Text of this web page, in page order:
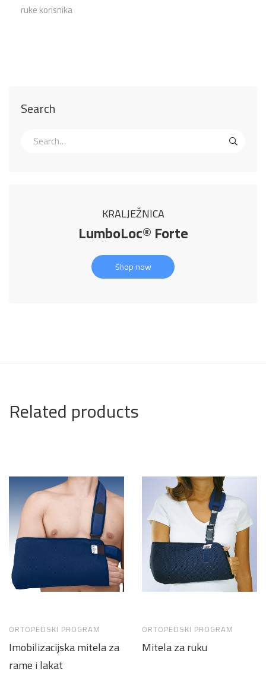
Search
KRALJEŽNICA
LumboLoc® Forte
Shop now
ruke korisnika
Related products
ORTOPEDSKI PROGRAM
Imobilizacijska mitela za
rame i lakat
ORTOPEDSKI PROGRAM
Mitela za ruku